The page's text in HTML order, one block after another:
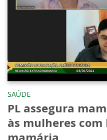
SAÚDE
PL assegura
às mulheres